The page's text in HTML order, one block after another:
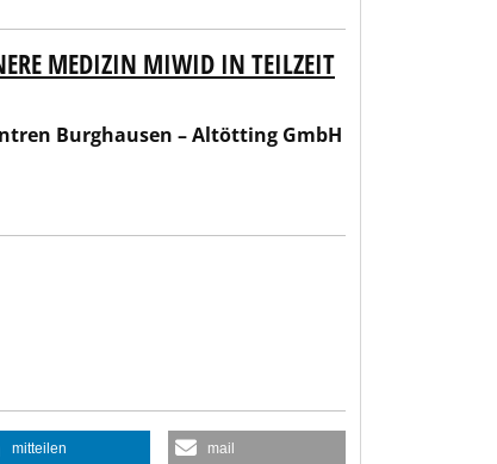
Altötting GmbH
MEDIZIN MIWID IN TEILZEIT
Burghausen – Altötting GmbH
mitteilen mail